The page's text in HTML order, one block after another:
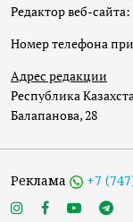
Редактор веб-
Номер телефона
Адрес редакции
Республика
Балапанова, 28
Реклама +7